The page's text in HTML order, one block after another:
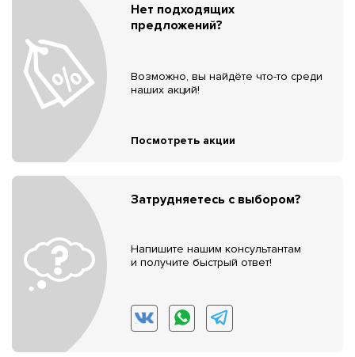
Нет подходящих
предложений?
Возможно, вы найдёте что-то среди
наших акций!
Посмотреть акции
Затрудняетесь с выбором?
Напишите нашим консультантам
и получите быстрый ответ!